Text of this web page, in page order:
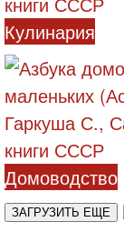
Кулинария
Домоводство
ЗАГРУЗИТЬ ЕЩЕ